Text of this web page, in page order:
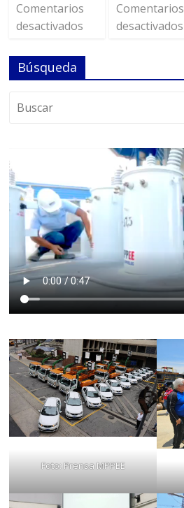
Comentarios
desactivados
Comentarios
desactivados
Búsqueda
Foto: Prensa MPPEE